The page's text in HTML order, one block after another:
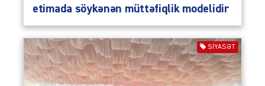
etimada söykənən müttəfiqlik modelidir
SIYASƏT